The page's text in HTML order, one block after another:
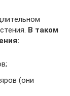
В таком
(они